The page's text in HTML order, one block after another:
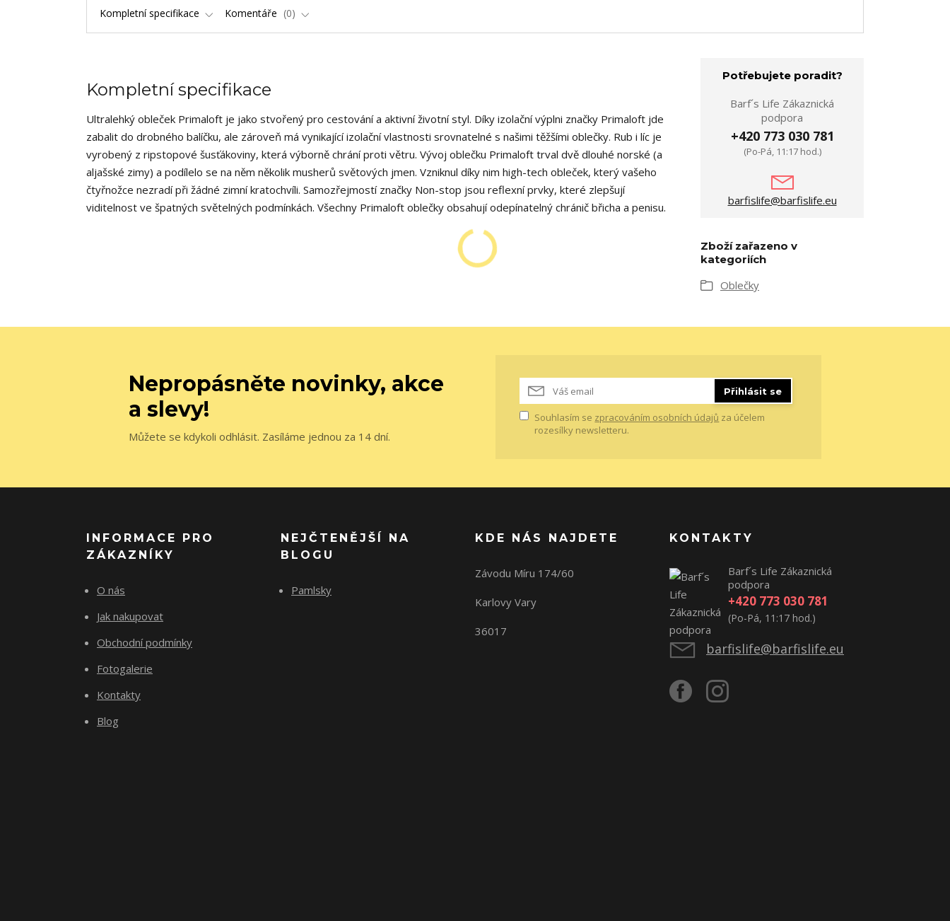
Kompletní specifikace Komentáře 0
Kompletní specifikace
Ultralehký obleček Primaloft je jako stvořený pro cestování a aktivní životní styl. Díky izolační výplni značky Primaloft jde
zabalit do drobného balíčku, ale zároveň má vynikající izolační vlastnosti srovnatelné s našimi těžšími oblečky. Rub i líc je
vyrobený z ripstopové šusťákoviny, která výborně chrání proti větru. Vývoj oblečku Primaloft trval dvě dlouhé norské (a
aljašské zimy) a podílelo se na něm několik musherů světových jmen. Vzniknul díky nim high-tech obleček, který vašeho
čtyřnožce nezradí při žádné zimní kratochvíli. Samozřejmostí značky Non-stop jsou reflexní prvky, které zlepšují
viditelnost ve špatných světelných podmínkách. Všechny Primaloft oblečky obsahují odepínatelný chránič břicha a penisu.
Potřebujete poradit?
Barf´s Life Zákaznická
podpora
+420 773 030 781
(Po-Pá, 11:17 hod.)
barfislife@barfislife.eu
Zboží zařazeno v
kategoriích
Oblečky
Nepropásněte novinky, akce
a slevy!
Můžete se kdykoli odhlásit. Zasíláme jednou za 14 dní.
Přihlásit se
Souhlasím se zpracováním osobních údajů za účelem
rozesílky newsletteru.
INFORMACE PRO
ZÁKAZNÍKY
O nás
Jak nakupovat
Obchodní podmínky
Fotogalerie
Kontakty
Blog
NEJČTENĚJŠÍ NA
BLOGU
Pamlsky
KDE NÁS NAJDETE
Závodu Míru 174/60
Karlovy Vary
36017
KONTAKTY
Barf´s Life Zákaznická
podpora
+420 773 030 781
(Po-Pá, 11:17 hod.)
barfislife@barfislife.eu